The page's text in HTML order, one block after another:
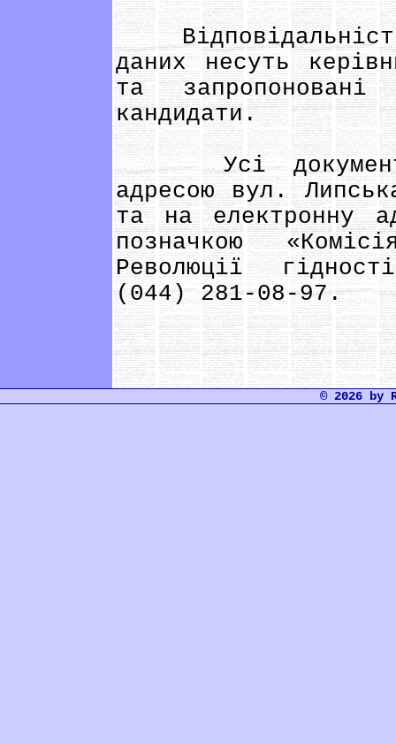
Відповідальність
даних несуть
та запропоновані
кандидати.
Усі документи
адресою вул.
та на електронну
позначкою
Революції
(044) 281-08-97.
© 2026 by